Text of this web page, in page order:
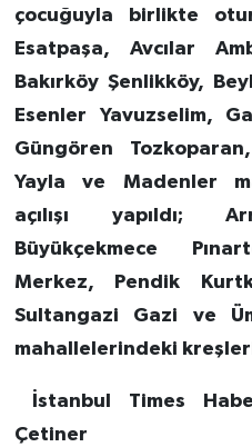
çocuğuyla birlikte
Esatpaşa, Avcılar
Bakırköy Şenlikköy,
Esenler Yavuzselim,
Güngören
Yayla ve Madenler
açılışı yapıldı;
Büyükçekmece
Merkez, Pendik
Sultangazi Gazi ve
mahallelerindeki
İstanbul Times
Çetiner